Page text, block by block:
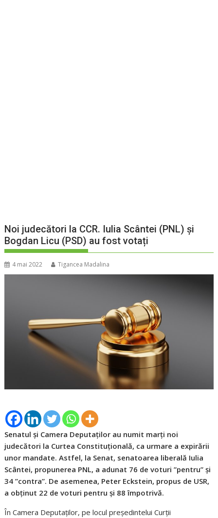
Noi judecători la CCR. Iulia Scântei (PNL) și
Bogdan Licu (PSD) au fost votați
4 mai 2022 Tigancea Madalina
Senatul și Camera Deputaților au numit marți noi
judecători la Curtea Constituțională, ca urmare a expirării
unor mandate. Astfel, la Senat, senatoarea liberală Iulia
Scântei, propunerea PNL, a adunat 76 de voturi ”pentru” și
34 ”contra”. De asemenea, Peter Eckstein, propus de USR,
a obținut 22 de voturi pentru și 88 împotrivă.
În Camera Deputaților, pe locul președintelui Curții